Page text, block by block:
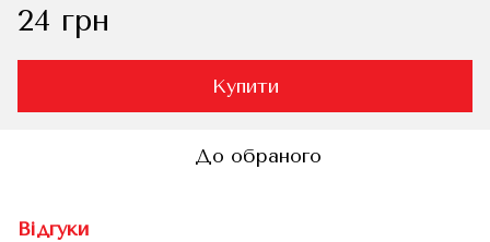
24 грн
Купити
До обраного
Відгуки